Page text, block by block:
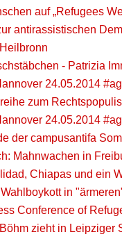
auf „Refugees
antirassistischen
- Patrizia
24.05.2014
zum
24.05.2014
der campusantifa
Mahnwachen in
Chiapas und ein
in
Conference of
zieht in Leipziger